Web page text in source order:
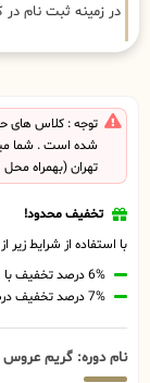
در زمینه ثبت نام
توجه : کلاس های
شده است . شما
تهران (بهمراه
تخفیف محدود!
با استفاده از شرایط زیر از 13 درصد تخفیف بهره مند شوید.
6% درصد تخفیف با استفاده از کد تخفیف 20806
7% درصد تخفیف درصورت پرداخت شهریه با رمزارز
نام دوره: گریم عروس